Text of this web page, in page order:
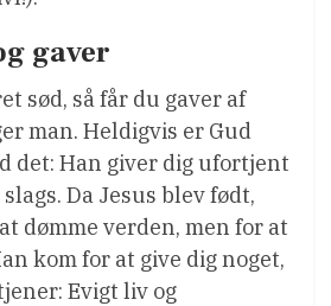
gaver
sød, så får du gaver af
man. Heldigvis er Gud
det: Han giver dig ufortjent
Da Jesus blev født,
dømme verden, men for at
kom for at give dig noget,
Evigt liv og